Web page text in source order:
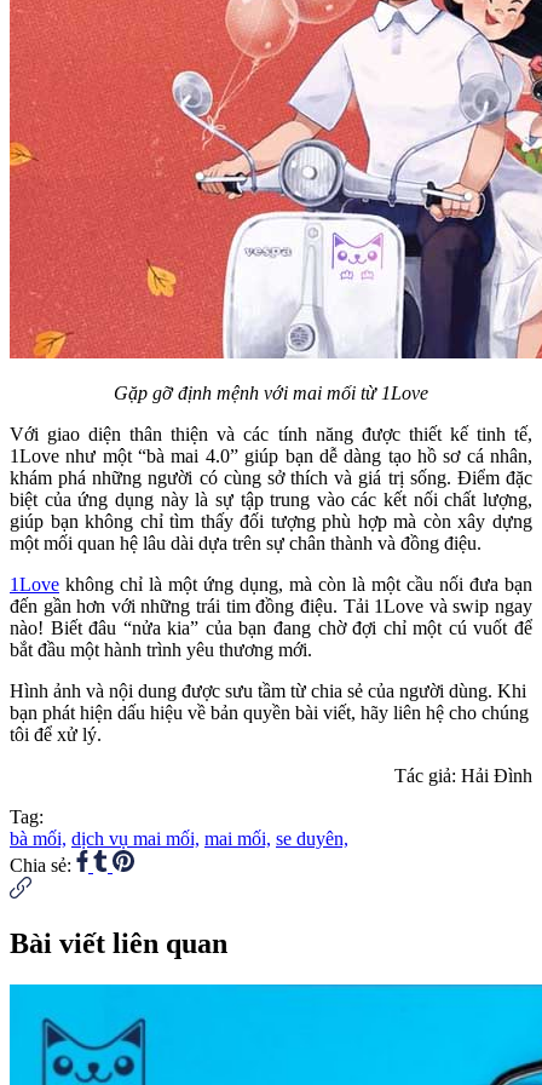
Gặp gỡ định mệnh với mai mối từ 1Love
Với giao diện thân thiện và các tính năng được thiết kế tinh tế,
1Love như một “bà mai 4.0” giúp bạn dễ dàng tạo hồ sơ cá nhân,
khám phá những người có cùng sở thích và giá trị sống. Điểm đặc
biệt của ứng dụng này là sự tập trung vào các kết nối chất lượng,
giúp bạn không chỉ tìm thấy đối tượng phù hợp mà còn xây dựng
một mối quan hệ lâu dài dựa trên sự chân thành và đồng điệu.
1Love không chỉ là một ứng dụng, mà còn là một cầu nối đưa bạn
đến gần hơn với những trái tim đồng điệu. Tải 1Love và swip ngay
nào! Biết đâu “nửa kia” của bạn đang chờ đợi chỉ một cú vuốt để
bắt đầu một hành trình yêu thương mới.
Hình ảnh và nội dung được sưu tầm từ chia sẻ của người dùng. Khi
bạn phát hiện dấu hiệu về bản quyền bài viết, hãy liên hệ cho chúng
tôi để xử lý.
Tác giả: Hải Đình
Tag:
bà mối, dịch vụ mai mối, mai mối, se duyên,
Chia sẻ:
Bài viết liên quan